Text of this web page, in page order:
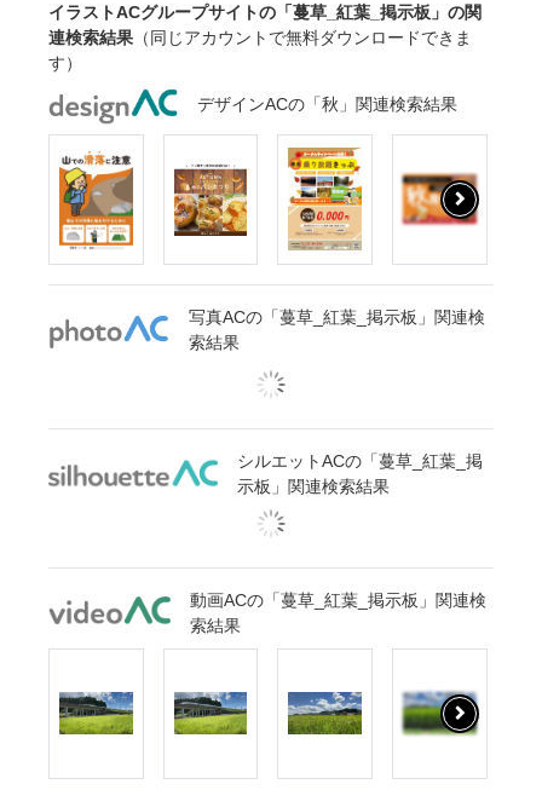
イラストACグループサイトの「蔓草_紅葉_掲示板」の関
連検索結果 （同じアカウントで無料ダウンロードできま
す）
デザインACの「秋」関連検索結果
写真ACの「蔓草_紅葉_掲示板」関連検
索結果
シルエットACの「蔓草_紅葉_掲
示板」関連検索結果
動画ACの「蔓草_紅葉_掲示板」関連検
索結果